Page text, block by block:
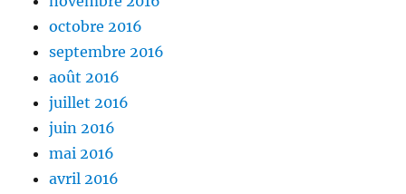
octobre 2016
septembre 2016
août 2016
juillet 2016
juin 2016
mai 2016
avril 2016